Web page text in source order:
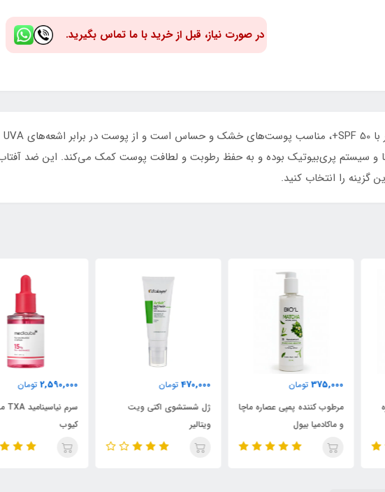
در صورت نیاز، قبل از خرید با ما تماس بگیرید.
و سیستم پری‌بیوتیک بوده و به حفظ رطوبت و لطافت پوست کمک می‌کند. این ضد
گزینه را انتخاب کنید.
پمپی عصاره ماچا
ژل شستشوی اکتی‌ ویت
سرم نیاسینامید TXA مدی